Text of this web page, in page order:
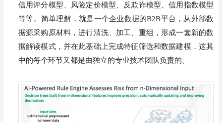
信用评分模型、风险定价模型、反欺诈模型、信用指数模型
等等。简单理解，就是一个企业数据的B2B平台，从外部数
据源采购原材料，进行清洗、加工、重组，形成一套新的数
据解读模式，并在此基础上完成特征筛选和数据建模，这其
中的每个环节又都是由独立的专业技术团队负责的。